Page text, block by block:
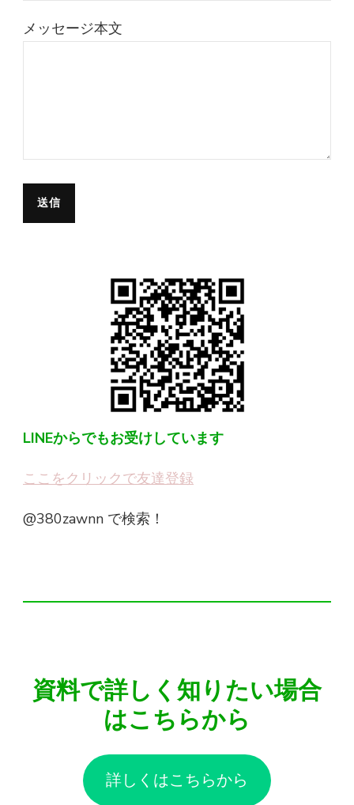
メッセージ本文
LINEからでもお受けしています
ここをクリックで友達登録
@380zawnn で検索！
​​資料で詳しく知りたい場合
はこちらから
詳しくはこちらから